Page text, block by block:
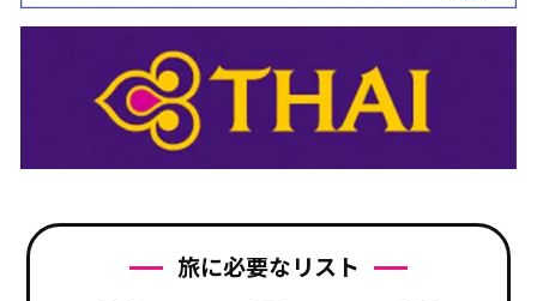
旅に必要なリスト